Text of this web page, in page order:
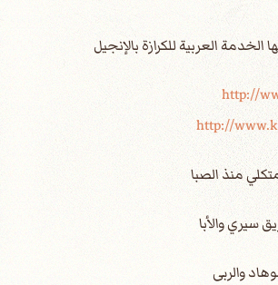
http://
http://
سيري والأبا
والربى